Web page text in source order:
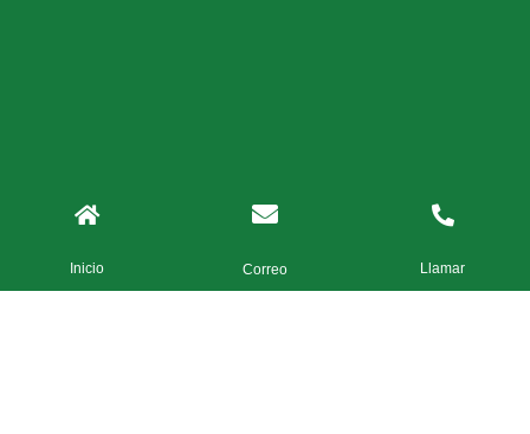
Inicio Correo Llamar